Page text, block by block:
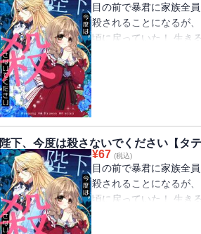
目の前で暴君に家族全
殺されることになるが
頃に戻っていた！ 生き
ルペルトの侍女になる
陛下、今度は殺さないでください【タ
¥67 (税込)
目の前で暴君に家族全
殺されることになるが
頃に戻っていた！ 生き
ルペルトの侍女になる